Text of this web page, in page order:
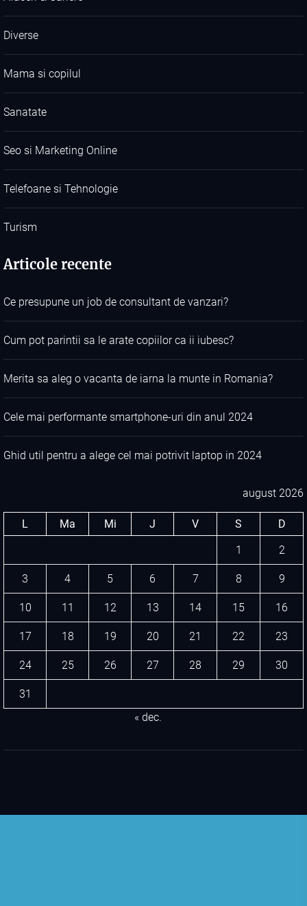
Diverse
Mama si copilul
Sanatate
Seo si Marketing Online
Telefoane si Tehnologie
Turism
Articole recente
Ce presupune un job de consultant de vanzari?
Cum pot parintii sa le arate copiilor ca ii iubesc?
Merita sa aleg o vacanta de iarna la munte in Romania?
Cele mai performante smartphone-uri din anul 2024
Ghid util pentru a alege cel mai potrivit laptop in 2024
august 2026
L Ma Mi J V S
D
1
2
3 4 5 6 7 8 9
10 11 12 13 14 15 16
17 18 19 20 21 22 23
24 25 26 27 28 29 30
31
« dec.